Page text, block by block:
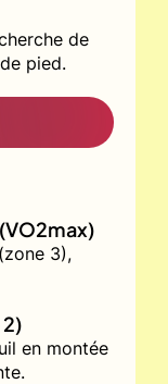
de
pied.
3),
en montée